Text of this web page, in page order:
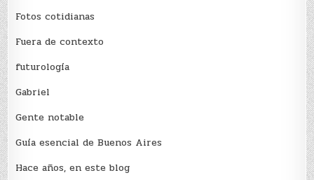
Fotos cotidianas
Fuera de contexto
futurología
Gabriel
Gente notable
Guía esencial de Buenos Aires
Hace años, en este blog